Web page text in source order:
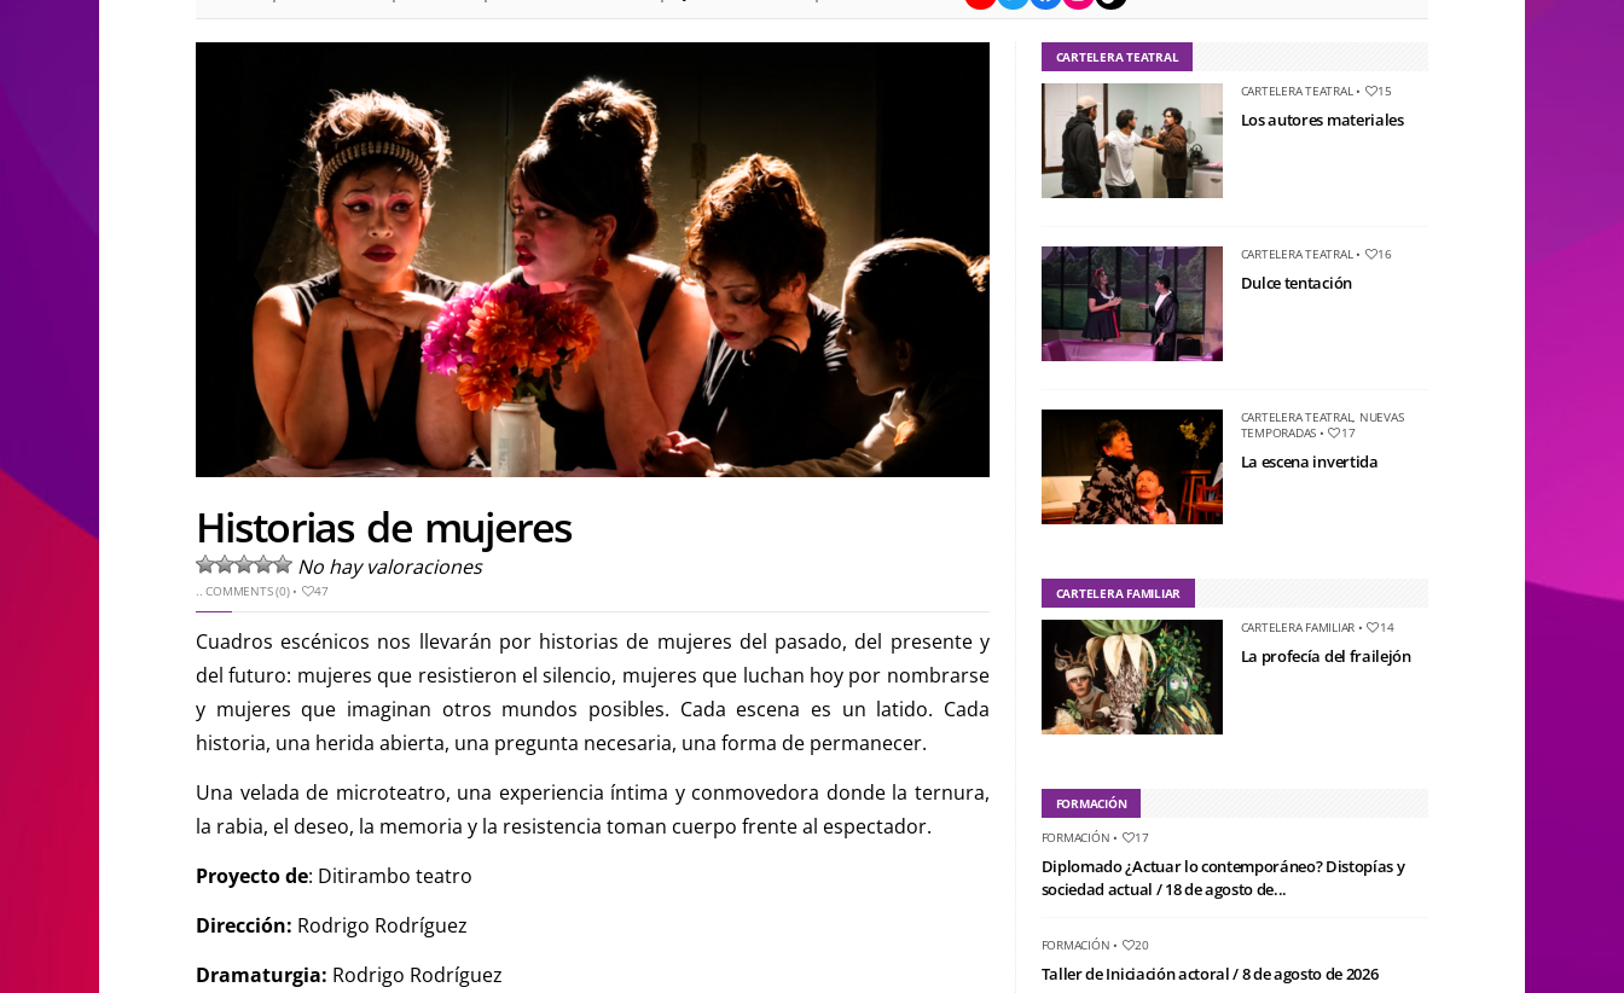
Historias de mujeres
No hay valoraciones
..COMMENTS (0)• 47
Cuadros escénicos nos llevarán por historias de mujeres del pasado, del presente y
del futuro: mujeres que resistieron el silencio, mujeres que luchan hoy por nombrarse
y mujeres que imaginan otros mundos posibles. Cada escena es un latido. Cada
historia, una herida abierta, una pregunta necesaria, una forma de permanecer.
Una velada de microteatro, una experiencia íntima y conmovedora donde la ternura,
la rabia, el deseo, la memoria y la resistencia toman cuerpo frente al espectador.
Proyecto de: Ditirambo teatro
Dirección: Rodrigo Rodríguez
Dramaturgia: Rodrigo Rodríguez
CARTELERA TEATRAL
CARTELERA TEATRAL• 15
Los autores materiales
CARTELERA TEATRAL• 16
Dulce tentación
CARTELERA TEATRAL, NUEVAS
TEMPORADAS • 17
La escena invertida
CARTELERA FAMILIAR
CARTELERA FAMILIAR • 14
La profecía del frailejón
FORMACIÓN
FORMACIÓN • 17
Diplomado ¿Actuar lo contemporáneo? Distopías y
sociedad actual / 18 de agosto de...
FORMACIÓN • 20
Taller de Iniciación actoral / 8 de agosto de 2026